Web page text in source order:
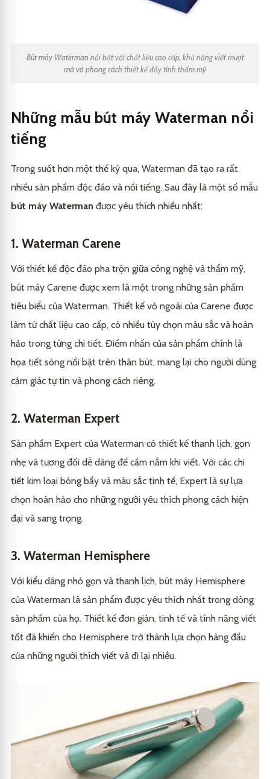
Bút máy Waterman nổi bật với chất liệu cao cấp, khả năng viết mượt
mà và phong cách thiết kế đầy tính thẩm mỹ
Những mẫu bút máy Waterman nổi
tiếng
Trong suốt hơn một thế kỷ qua, Waterman đã tạo ra rất
nhiều sản phẩm độc đáo và nổi tiếng. Sau đây là một số mẫu
bút máy Waterman được yêu thích nhiều nhất:
1. Waterman Carene
Với thiết kế độc đáo pha trộn giữa công nghệ và thẩm mỹ,
bút máy Carene được xem là một trong những sản phẩm
tiêu biểu của Waterman. Thiết kế vỏ ngoài của Carene được
làm từ chất liệu cao cấp, có nhiều tùy chọn màu sắc và hoàn
hảo trong từng chi tiết. Điểm nhấn của sản phẩm chính là
họa tiết sóng nổi bật trên thân bút, mang lại cho người dùng
cảm giác tự tin và phong cách riêng.
2. Waterman Expert
Sản phẩm Expert của Waterman có thiết kế thanh lịch, gọn
nhẹ và tương đối dễ dàng để cầm nắm khi viết. Với các chi
tiết kim loại bóng bẩy và màu sắc tinh tế, Expert là sự lựa
chọn hoàn hảo cho những người yêu thích phong cách hiện
đại và sang trọng.
3. Waterman Hemisphere
Với kiểu dáng nhỏ gọn và thanh lịch, bút máy Hemisphere
của Waterman là sản phẩm được yêu thích nhất trong dòng
sản phẩm của họ. Thiết kế đơn giản, tinh tế và tính năng viết
tốt đã khiến cho Hemisphere trở thành lựa chọn hàng đầu
của những người thích viết và đi lại nhiều.